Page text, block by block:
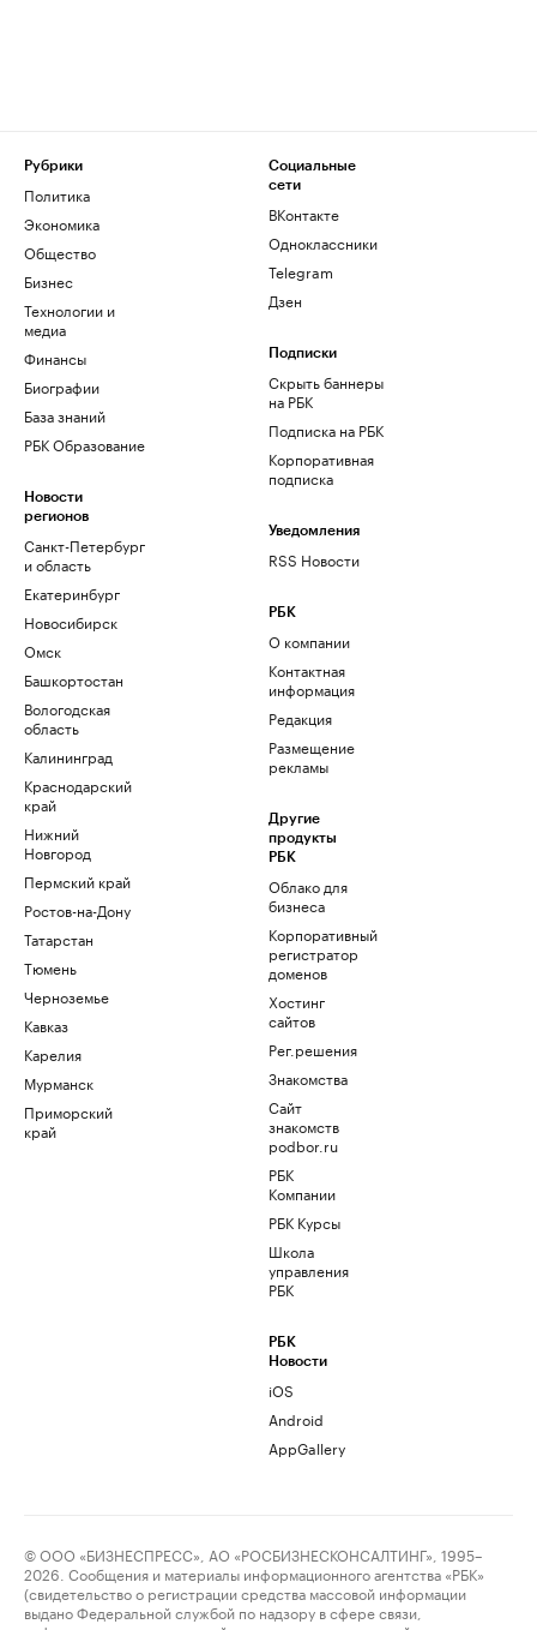
Рубрики
Политика
Экономика
Общество
Бизнес
Технологии и
медиа
Финансы
Биографии
База знаний
РБК Образование
Новости
регионов
Санкт-Петербург
и область
Екатеринбург
Новосибирск
Омск
Башкортостан
Вологодская
область
Калининград
Краснодарский
край
Нижний
Новгород
Пермский край
Ростов-на-Дону
Татарстан
Тюмень
Черноземье
Кавказ
Карелия
Мурманск
Приморский
край
Социальные
сети
ВКонтакте
Одноклассники
Telegram
Дзен
Подписки
Скрыть баннеры
на РБК
Подписка на РБК
Корпоративная
подписка
Уведомления
RSS Новости
РБК
О компании
Контактная
информация
Редакция
Размещение
рекламы
Другие
продукты
РБК
Облако для
бизнеса
Корпоративный
регистратор
доменов
Хостинг
сайтов
Рег.решения
Знакомства
Сайт
знакомств
podbor.ru
РБК
Компании
РБК Курсы
Школа
управления
РБК
РБК
Новости
iOS
Android
AppGallery
© ООО «БИЗНЕСПРЕСС», АО «РОСБИЗНЕСКОНСАЛТИНГ», 1995–
2026. Сообщения и материалы информационного агентства «РБК»
(свидетельство о регистрации средства массовой информации
выдано Федеральной службой по надзору в сфере связи,